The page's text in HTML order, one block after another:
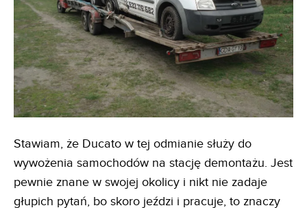
Stawiam, że Ducato w tej odmianie służy do
wywożenia samochodów na stację demontażu. Jest
pewnie znane w swojej okolicy i nikt nie zadaje
głupich pytań, bo skoro jeździ i pracuje, to znaczy